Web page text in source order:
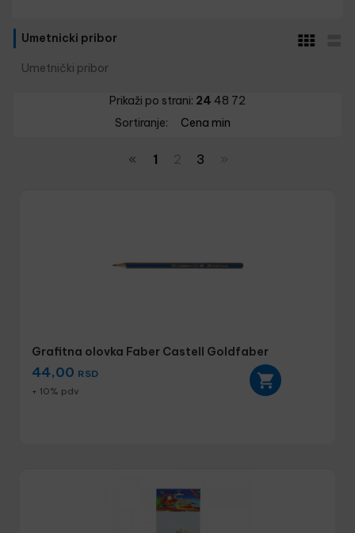
Umetnicki pribor
Umetnički pribor
Prikaži po strani: 24 48 72
Sortiranje:
Cena min
« 1 3
Grafitna olovka Faber Castell Goldfaber
44,00 RSD
+ 10% pdv